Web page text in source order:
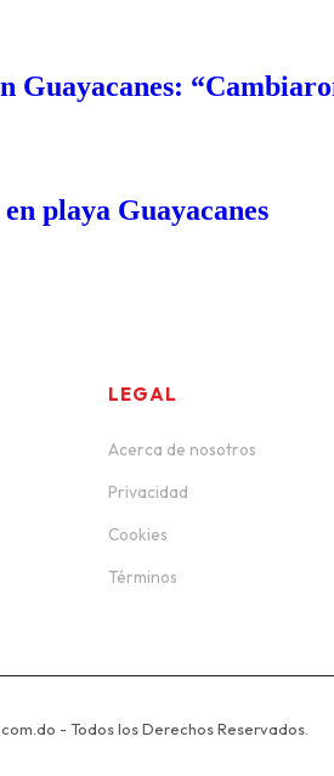
Guayacanes:
playa Guayacanes
LEGAL
Acerca de nosotros
Privacidad
Cookies
Términos
- Todos los Derechos Reservados.